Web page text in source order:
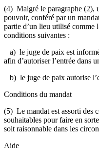
(4) Malgré le paragraphe (2),
pouvoir, conféré par un
partie d’un lieu utilisé comme
conditions suivantes :
a) le juge de paix est
afin d’autoriser l’entrée dans
b) le juge de paix autorise
Conditions du mandat
(5) Le mandat est assorti des
souhaitables pour faire en
soit raisonnable dans les
Aide